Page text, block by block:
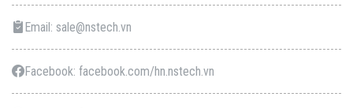
Email: sale@nstech.vn
Facebook: facebook.com/hn.nstech.vn